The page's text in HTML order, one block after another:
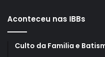
Aconteceu nas IBBs
Culto da Familia e